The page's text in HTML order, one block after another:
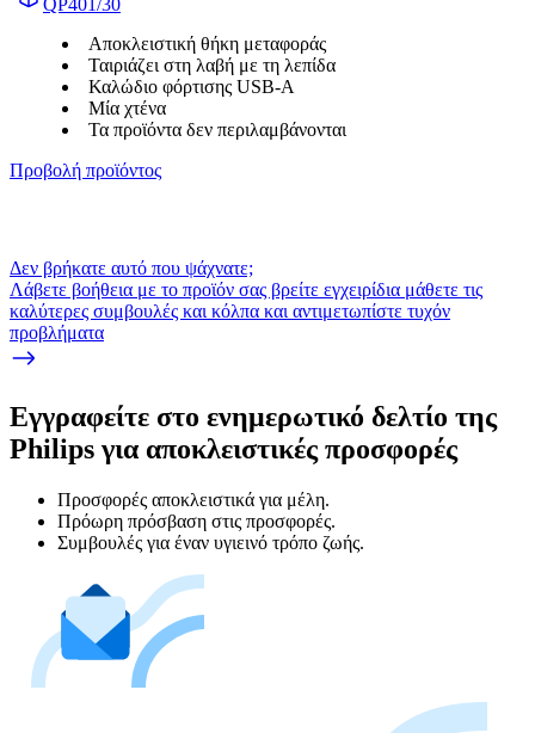
QP401/30
Αποκλειστική θήκη μεταφοράς
Ταιριάζει στη λαβή με τη λεπίδα
Καλώδιο φόρτισης USB-A
Μία χτένα
Τα προϊόντα δεν περιλαμβάνονται
Προβολή προϊόντος
Δεν βρήκατε αυτό που ψάχνατε;
Λάβετε βοήθεια με το προϊόν σας βρείτε εγχειρίδια μάθετε τις
καλύτερες συμβουλές και κόλπα και αντιμετωπίστε τυχόν
προβλήματα
Εγγραφείτε στο ενημερωτικό δελτίο της
Philips για αποκλειστικές προσφορές
Προσφορές αποκλειστικά για μέλη.
Πρόωρη πρόσβαση στις προσφορές.
Συμβουλές για έναν υγιεινό τρόπο ζωής.